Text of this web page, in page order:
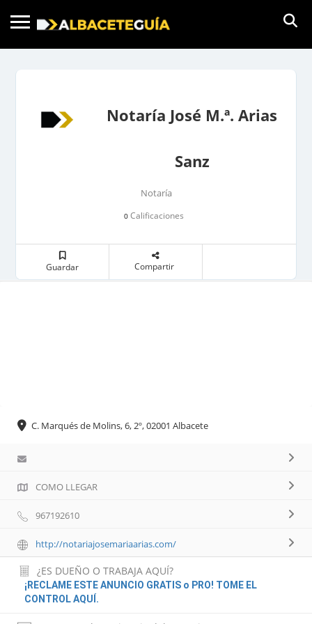
Notaría José M.ª. Arias
Sanz
Notaría
0 Calificaciones
Guardar Compartir
C. Marqués de Molins, 6, 2º, 02001 Albacete
COMO LLEGAR
967192610
http://notariajosemariaarias.com/
¿ES DUEÑO O TRABAJA AQUÍ?
¡RECLAME ESTE ANUNCIO GRATIS o PRO! TOME EL
CONTROL AQUÍ.